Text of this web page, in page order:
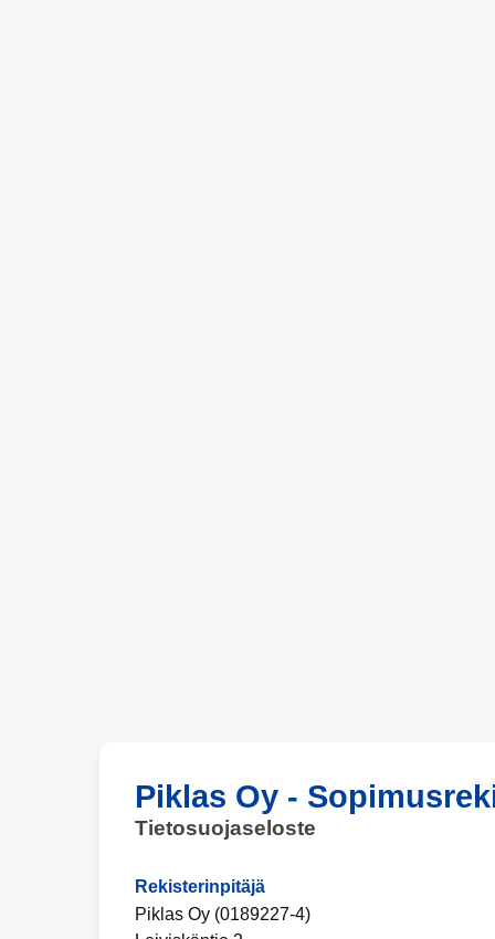
Piklas Oy -
Tietosuojaseloste
Rekisterinpitäjä
Piklas Oy (0189227-4)